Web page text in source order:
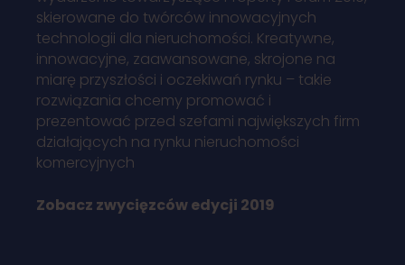
skierowane do twórców innowacyjnych
technologii dla nieruchomości. Kreatywne,
innowacyjne, zaawansowane, skrojone na
miarę przyszłości i oczekiwań rynku – takie
rozwiązania chcemy promować i
prezentować przed szefami największych firm
działających na rynku nieruchomości
komercyjnych
Zobacz zwycięzców edycji 2019